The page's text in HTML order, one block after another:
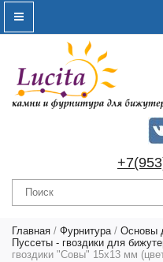
Главная / Фурнитура / Основы
Пуссеты - гвоздики для
гвоздики "Совы" 15х13 мм